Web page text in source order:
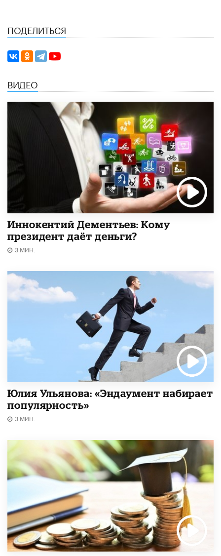
ПОДЕЛИТЬСЯ
ВИДЕО
Иннокентий Дементьев: Кому
президент даёт деньги?
3 МИН.
Юлия Ульянова: «Эндаумент набирает
популярность»
3 МИН.